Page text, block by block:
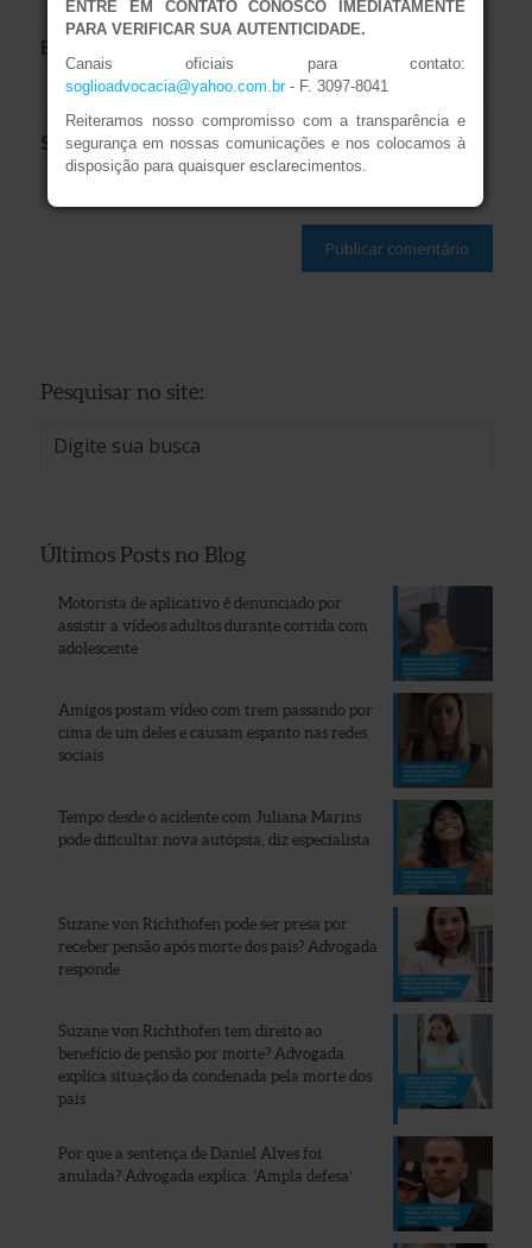
E-mail
Site
Pesquisar no site:
Últimos Posts no Blog
Motorista de aplicativo é denunciado por
assistir a vídeos adultos durante corrida com
adolescente
Amigos postam vídeo com trem passando por
cima de um deles e causam espanto nas redes
sociais
Tempo desde o acidente com Juliana Marins
pode dificultar nova autópsia, diz especialista
Suzane von Richthofen pode ser presa por
receber pensão após morte dos pais? Advogada
responde
Suzane von Richthofen tem direito ao
benefício de pensão por morte? Advogada
explica situação da condenada pela morte dos
pais
Por que a sentença de Daniel Alves foi
anulada? Advogada explica: ‘Ampla defesa’
ENTRE EM CONTATO CONOSCO IMEDIATAMENTE
PARA VERIFICAR SUA AUTENTICIDADE.
Canais oficiais para contato:
soglioadvocacia@yahoo.com.br- F. 3097-8041
Reiteramos nosso compromisso com a transparência e
segurança em nossas comunicações e nos colocamos à
disposição para quaisquer esclarecimentos.